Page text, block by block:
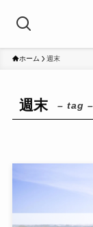
ホーム 週末
週末 – tag –